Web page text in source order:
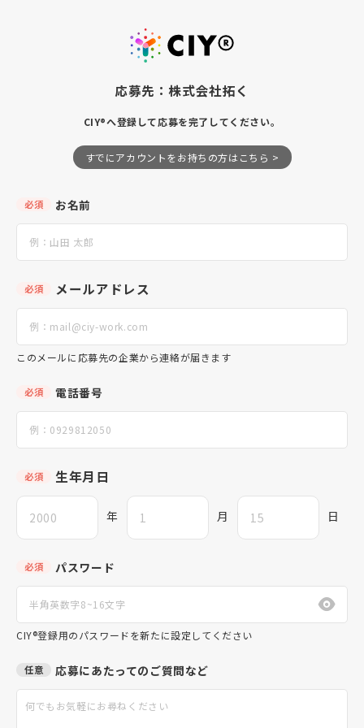
応募先：株式会社拓く
CIY®へ登録して応募を完了してください。
すでにアカウントをお持ちの方はこちら >
必須 お名前
必須 メールアドレス
このメールに応募先の企業から連絡が届きます
必須 電話番号
必須 生年月日
年 月 日
必須 パスワード
CIY®登録用のパスワードを新たに設定してください
任意 応募にあたってのご質問など